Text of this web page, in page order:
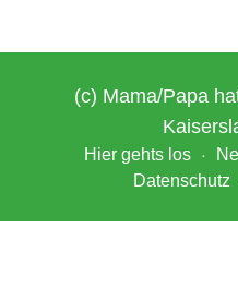
(c) Mama/Papa
Hier gehts los
Datenschutz
Archiv 2015